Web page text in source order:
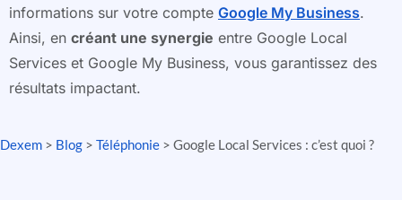
informations sur votre compte Google My Business.
Ainsi, en créant une synergie entre Google Local
Services et Google My Business, vous garantissez des
résultats impactant.
Dexem > Blog > Téléphonie > Google Local Services : c’est quoi ?